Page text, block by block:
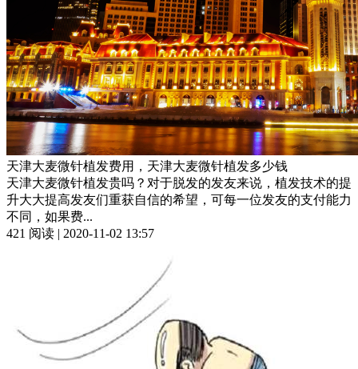
天津大麦微针植发费用，天津大麦微针植发多少钱
天津大麦微针植发贵吗？对于脱发的发友来说，植发技术的提
升大大提高发友们重获自信的希望，可每一位发友的支付能力
不同，如果费...
421 阅读 | 2020-11-02 13:57